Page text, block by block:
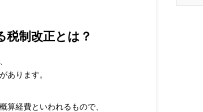
税制改正とは？
あります。
算経費といわれるもので、